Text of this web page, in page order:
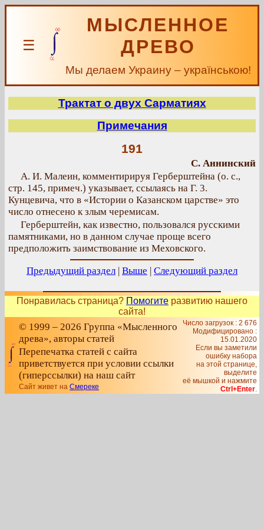
☰
МЫСЛЕННОЕ
ДРЕВО
Мы делаем Украину – українською!
Трактат о двух Сарматиях
Примечания
191
С. Аннинский
А. И. Малеин, комментирируя Герберштейна (о. с.,
стр. 145, примеч.) указывает, ссылаясь на Г. 3.
Кунцевича, что в «Истории о Казанском царстве» это
число отнесено к злым черемисам.
Герберштейн, как известно, пользовался русскими
памятниками, но в данном случае проще всего
предположить заимствование из Меховского.
Предыдущий раздел | Выше | Следующий раздел
Понравилась страница? Помогите развитию нашего
сайта!
© 1999 – 2026 Группа «Мысленного
древа», авторы статей
Перепечатка статей с сайта
приветствуется при условии ссылки
(гиперссылки) на наш сайт
Сайт живет на Смереке
Число загрузок : 2 676
Модифицировано :
15.01.2020
Если вы заметили
ошибку набора
на этой странице,
выделите
её мышкой и нажмите
Ctrl+Enter.